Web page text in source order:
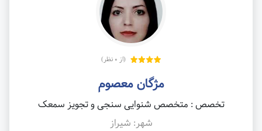
(از 0 نظر)
مژگان معصوم
تخصص : متخصص شنوایی سنجی و تجویز سمعک
شهر: شیراز